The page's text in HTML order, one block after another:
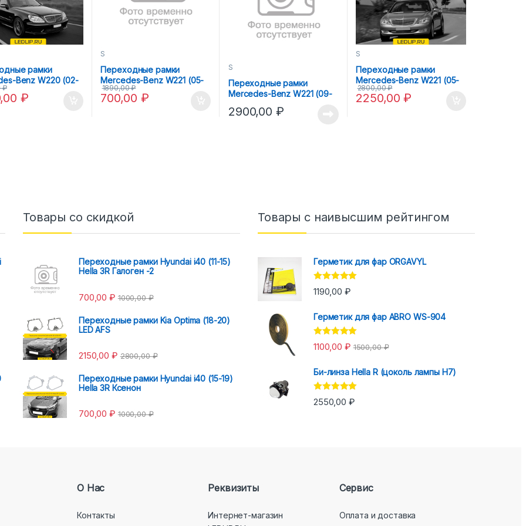
рамки
Benz W220 (02-
3R AFS
₽
₽
S
Переходные рамки
Mercedes-Benz W221 (05-
13) Hella 3R
700,00 ₽
1890,00₽
S
Переходные рамки
Mercedes-Benz W221 (09-
13) Hella 3R для установки
второго модуля
2900,00 ₽
S
Переходные рамки
Mercedes-Benz W221 (05-
11) Hella 3R AFS
2250,00₽
2800,00₽
Товары со скидкой
Переходные рамки Hyundai i40 (11-15)
Hella 3R Галоген -2
700,00₽ 1000,00₽
Переходные рамки Kia Optima (18-20)
LED AFS
2150,00 ₽ 2800,00₽
Переходные рамки Hyundai i40 (15-19)
Hella 3R Ксенон
700,00₽ 1000,00₽
Товары с наивысшим рейтингом
Герметик для фар ORGAVYL
Оценка 5.00
из 5
1190,00 ₽
Герметик для фар ABRO WS-904
Оценка 5.00
из 5
1100,00 ₽ 1500,00₽
Би-линза Hella R (цоколь лампы H7)
Оценка5.00
из 5
2550,00 ₽
О Нас
Контакты
Реквизиты
Интернет-магазин
Сервис
Оплата и доставка